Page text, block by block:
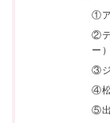
①ア
②
ー）
③ジ
④松
⑤出